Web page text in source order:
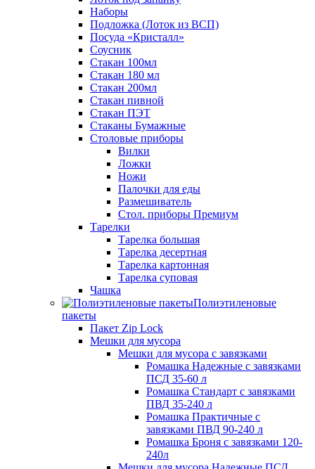
Наборы
Подложка (Лоток из ВСП)
Посуда «Кристалл»
Соусник
Стакан 100мл
Стакан 180 мл
Стакан 200мл
Стакан пивной
Стакан ПЭТ
Стаканы Бумажные
Столовые приборы
Вилки
Ложки
Ножи
Палочки для еды
Размешиватель
Стол. приборы Премиум
Тарелки
Тарелка большая
Тарелка десертная
Тарелка картонная
Тарелка суповая
Чашка
Полиэтиленовые
пакеты
Пакет Zip Lock
Мешки для мусора
Мешки для мусора с завязками
Ромашка Надежные с завязками
ПСД 35-60 л
Ромашка Стандарт с завязками
ПВД 35-240 л
Ромашка Практичные с
завязками ПВД 90-240 л
Ромашка Броня с завязками 120-
240л